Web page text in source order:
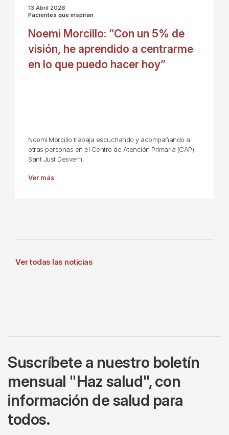
13 Abril 2026
Pacientes que inspiran
Noemi Morcillo: “Con un 5% de
visión, he aprendido a centrarme
en lo que puedo hacer hoy”
Noemi Morcillo trabaja escuchando y acompañando a
otras personas en el Centro de Atención Primaria (CAP)
Sant Just Desvern.
Ver más
Ver todas las noticias
Suscríbete a nuestro boletín
mensual "Haz salud", con
información de salud para
todos.